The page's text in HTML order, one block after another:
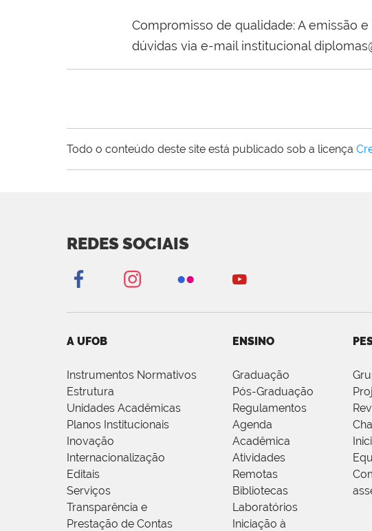
Compromisso de qualidade: A emissão
dúvidas via e-mail institucional
Todo o conteúdo deste site está publicado sob a licença
REDES SOCIAIS
A UFOB
Instrumentos Normativos
Estrutura
Unidades Acadêmicas
Planos Institucionais
Inovação
Internacionalização
Editais
Serviços
Transparência e
Prestação de Contas
ENSINO
Graduação
Pós-Graduação
Regulamentos
Agenda
Acadêmica
Atividades
Remotas
Bibliotecas
Laboratórios
Iniciação à